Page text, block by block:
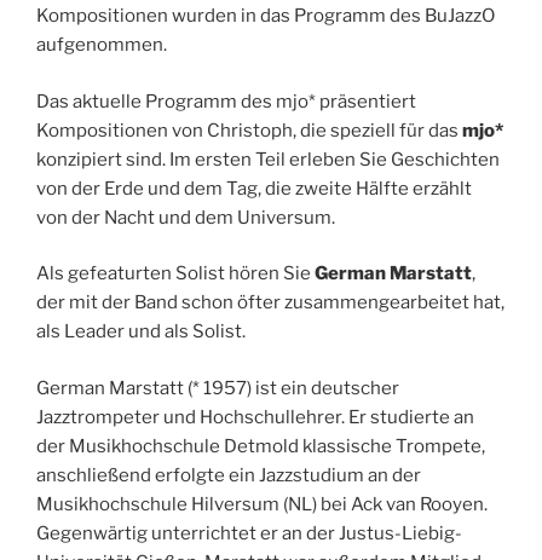
Kompositionen wurden in das Programm des BuJazzO
aufgenommen.
Das aktuelle Programm des mjo* präsentiert
Kompositionen von Christoph, die speziell für das mjo*
konzipiert sind. Im ersten Teil erleben Sie Geschichten
von der Erde und dem Tag, die zweite Hälfte erzählt
von der Nacht und dem Universum.
Als gefeaturten Solist hören Sie German Marstatt,
der mit der Band schon öfter zusammengearbeitet hat,
als Leader und als Solist.
German Marstatt (* 1957) ist ein deutscher
Jazztrompeter und Hochschullehrer. Er studierte an
der Musikhochschule Detmold klassische Trompete,
anschließend erfolgte ein Jazzstudium an der
Musikhochschule Hilversum (NL) bei Ack van Rooyen.
Gegenwärtig unterrichtet er an der Justus-Liebig-